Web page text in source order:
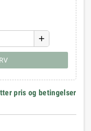
add
pris og betingelser